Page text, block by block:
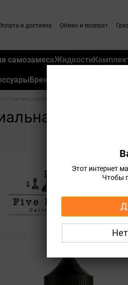
и доставка Обмен и возврат
самозамесаЖидкости
Бренды
систем и вейпа
Этот интернет
Чтобы